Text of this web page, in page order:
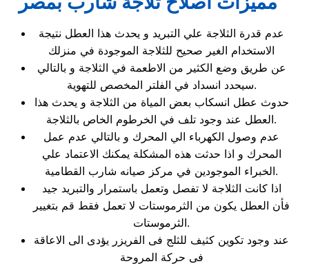
عدم قدرة الثلاجة علي التبريد و يحدث هذا العطل نتيجة
الاستخدام الغير صحيح للثلاجة الموجودة في منزلك
عن طريق وضع الكثير من الاطعمة في الثلاجة و بالتالي
سيحدد انسداد في الفلتر المخصص للتهوية.
حدوث عطل انسكاب بعض المياة من الثلاجة و يحدث هذا
العطل عند وجود تلف في الخرطوم الخاص بالثلاجة.
عدم وصول الكهرباء الي المحرك و بالتالي عدم عمل
المحرك و اذا حدثت هذه المشكلة يمكنك الاعتماد علي
الخبراء الموجودين في مركز صيانه شارب القطامية.
اذا كانت الثلاجة لا تفصل وتعمل باستمرار والتبريد جيد
فأن العطل يكون من الثرموستات لا تعمل فقط قم بتغيير
الثرموستات.
عند وجود تكوين كثيف للثلج فى الفريزر يؤدى الى الاعاقة
فى حركة المروحة